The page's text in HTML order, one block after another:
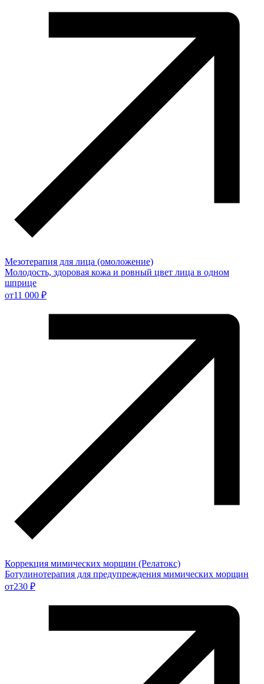
Мезотерапия для лица (омоложение)
Молодость, здоровая кожа и ровный цвет лица в одном
шприце
от11 000 ₽
Коррекция мимических морщин (Релатокс)
Ботулинотерапия для предупреждения мимических морщин
от230 ₽